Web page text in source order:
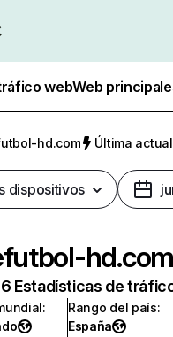
webWeb
hd.com Última
dispositivos
hd.com
Estadísticas de
:
Rango del país:
España